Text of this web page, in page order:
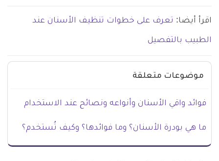
اقرأ أيضا: تعرف على خطوات تنظيف الأسنان عند
الطبيب بالتفصيل
موضوعات متعلقة
فوائد واقي الأسنان وأنواعه ونصائح عند الاستخدام
ما هي بودرة الأسنان؟ وما فوائدها؟ وكيف تُستخدم؟